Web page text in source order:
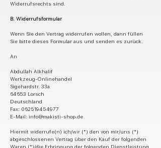
Widerrufsrechts sind.
B. Widerrufsformular
Wenn Sie den Vertrag widerrufen wollen, dann füllen
Sie bitte dieses Formular aus und senden es zurück.
An
Abdullah Alkhalif
Werkzeug-Onlinehandel
Sigehardstr. 33a
64653 Lorsch
Deutschland
Fax: 062519454977
E-Mail: info@makisti-shop.de
Hiermit widerrufe(n) ich/wir (*) den von mir/uns (*)
abgeschlossenen Vertrag über den Kauf der folgenden
Waren (*)/die Erbringung der folgenden Dienstleistung